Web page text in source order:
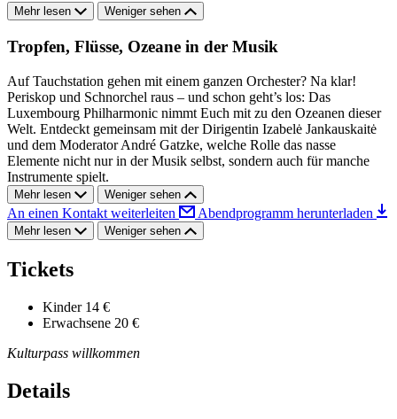
Mehr lesen Weniger sehen
Tropfen, Flüsse, Ozeane in der Musik
Auf Tauchstation gehen mit einem ganzen Orchester? Na klar!
Periskop und Schnorchel raus – und schon geht’s los: Das
Luxembourg Philharmonic nimmt Euch mit zu den Ozeanen dieser
Welt. Entdeckt gemeinsam mit der Dirigentin Izabelė Jankauskaitė
und dem Moderator André Gatzke, welche Rolle das nasse
Elemente nicht nur in der Musik selbst, sondern auch für manche
Instrumente spielt.
Mehr lesen Weniger sehen
An einen Kontakt weiterleiten Abendprogramm herunterladen
Mehr lesen Weniger sehen
Tickets
Kinder 14 €
Erwachsene 20 €
Kulturpass willkommen
Details